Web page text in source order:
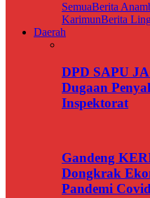
SemuaBerita
KarimunBerita
Daerah
DPD SAPU
Dugaan
Inspektorat
Gandeng
Dongkrak
Pandemi